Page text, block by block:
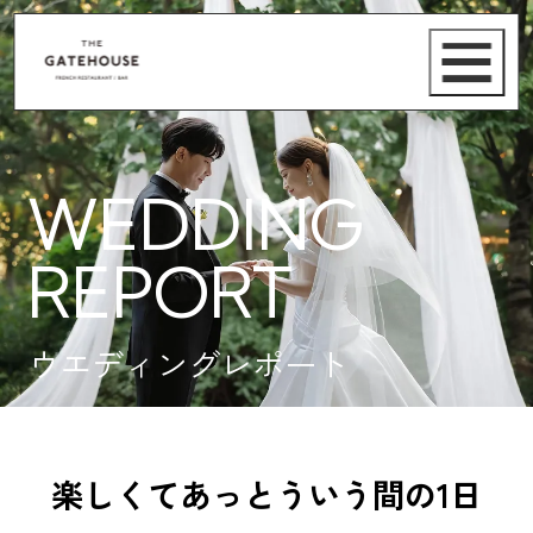
WEDDING
REPORT
ウエディングレポート
楽しくてあっとういう間の1日